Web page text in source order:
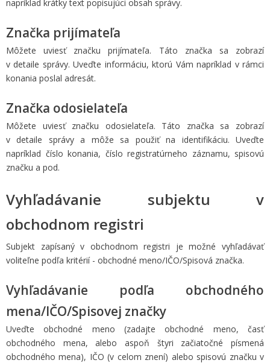
napríklad krátky text popisujúci obsah správy.
Značka prijímateľa
Môžete uviesť značku prijímateľa. Táto značka sa zobrazí
v detaile správy. Uveďte informáciu, ktorú Vám napríklad v rámci
konania poslal adresát.
Značka odosielateľa
Môžete uviesť značku odosielateľa. Táto značka sa zobrazí
v detaile správy a môže sa použiť na identifikáciu. Uveďte
napríklad číslo konania, číslo registratúrneho záznamu, spisovú
značku a pod.
Vyhľadávanie subjektu v
obchodnom registri
Subjekt zapísaný v obchodnom registri je možné vyhľadávať
voliteľne podľa kritérií - obchodné meno/IČO/Spisová značka.
Vyhľadávanie podľa obchodného
mena/IČO/Spisovej značky
Uveďte obchodné meno (zadajte obchodné meno, časť
obchodného mena, alebo aspoň štyri začiatočné písmená
obchodného mena), IČO (v celom znení) alebo spisovú značku v